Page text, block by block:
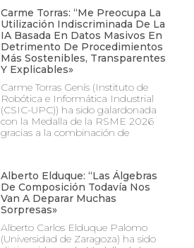
Carme Torras: “Me Preocupa La
Utilización Indiscriminada De La
IA Basada En Datos Masivos En
Detrimento De Procedimientos
Más Sostenibles, Transparentes
Y Explicables»
Carme Torras Genís (Instituto de
Robótica e Informática Industrial
(CSIC-UPC)) ha sido galardonada
con la Medalla de la RSME 2026
gracias a la combinación de
Alberto Elduque: “Las Álgebras
De Composición Todavía Nos
Van A Deparar Muchas
Sorpresas»
Alberto Carlos Elduque Palomo
(Universidad de Zaragoza) ha sido